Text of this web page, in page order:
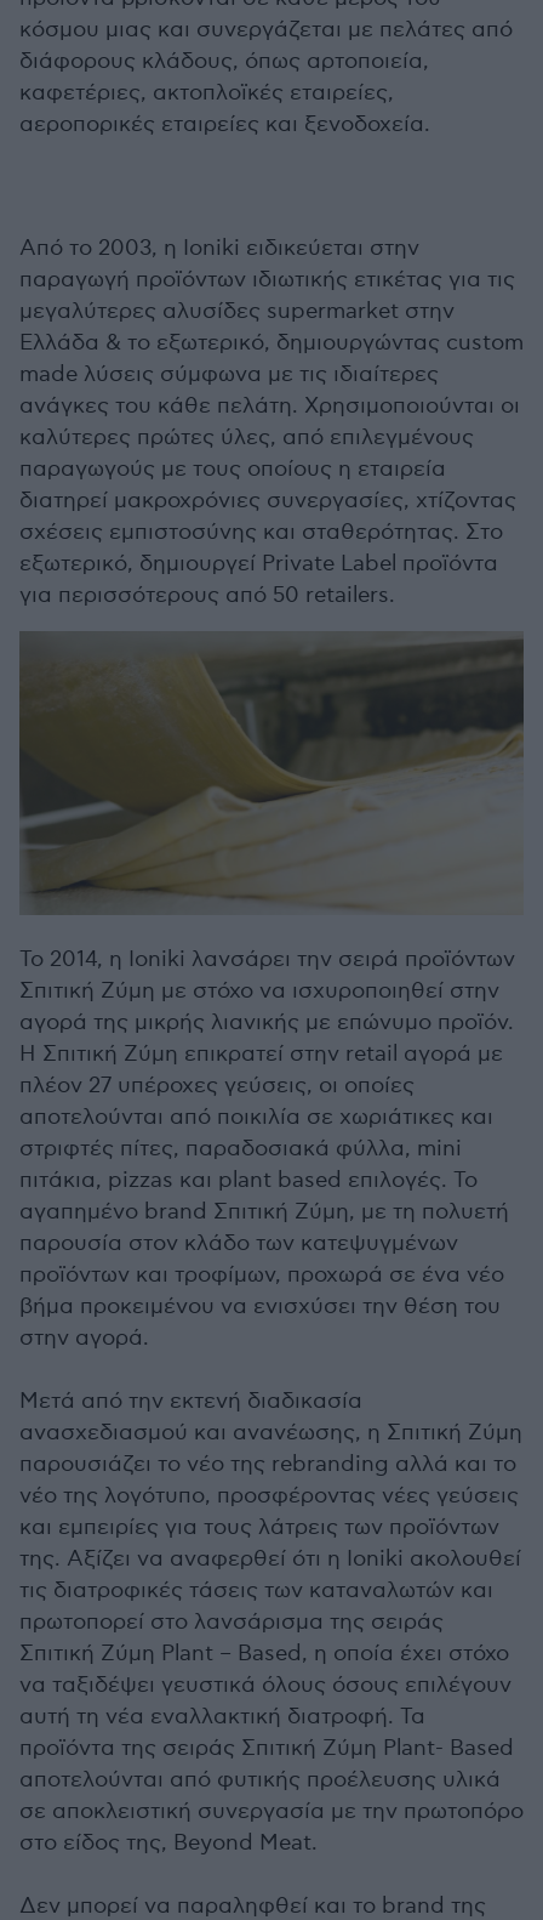
κόσμου μιας και συνεργάζεται με πελάτες από
διάφορους κλάδους, όπως αρτοποιεία,
καφετέριες, ακτοπλοϊκές εταιρείες,
αεροπορικές εταιρείες και ξενοδοχεία.
Από το 2003, η Ioniki ειδικεύεται στην
παραγωγή προϊόντων ιδιωτικής ετικέτας για τις
μεγαλύτερες αλυσίδες supermarket στην
Ελλάδα & το εξωτερικό, δημιουργώντας custom
made λύσεις σύμφωνα με τις ιδιαίτερες
ανάγκες του κάθε πελάτη. Χρησιμοποιούνται οι
καλύτερες πρώτες ύλες, από επιλεγμένους
παραγωγούς με τους οποίους η εταιρεία
διατηρεί μακροχρόνιες συνεργασίες, χτίζοντας
σχέσεις εμπιστοσύνης και σταθερότητας. Στο
εξωτερικό, δημιουργεί Private Label προϊόντα
για περισσότερους από 50 retailers.
Το 2014, η Ioniki λανσάρει την σειρά προϊόντων
Σπιτική Ζύμη με στόχο να ισχυροποιηθεί στην
αγορά της μικρής λιανικής με επώνυμο προϊόν.
Η Σπιτική Ζύμη επικρατεί στην retail αγορά με
πλέον 27 υπέροχες γεύσεις, οι οποίες
αποτελούνται από ποικιλία σε χωριάτικες και
στριφτές πίτες, παραδοσιακά φύλλα, mini
πιτάκια, pizzas και plant based επιλογές. Το
αγαπημένο brand Σπιτική Ζύμη, με τη πολυετή
παρουσία στον κλάδο των κατεψυγμένων
προϊόντων και τροφίμων, προχωρά σε ένα νέο
βήμα προκειμένου να ενισχύσει την θέση του
στην αγορά.
Μετά από την εκτενή διαδικασία
ανασχεδιασμού και ανανέωσης, η Σπιτική Ζύμη
παρουσιάζει το νέο της rebranding αλλά και το
νέο της λογότυπο, προσφέροντας νέες γεύσεις
και εμπειρίες για τους λάτρεις των προϊόντων
της. Αξίζει να αναφερθεί ότι η Ioniki ακολουθεί
τις διατροφικές τάσεις των καταναλωτών και
πρωτοπορεί στο λανσάρισμα της σειράς
Σπιτική Ζύμη Plant – Based, η οποία έχει στόχο
να ταξιδέψει γευστικά όλους όσους επιλέγουν
αυτή τη νέα εναλλακτική διατροφή. Τα
προϊόντα της σειράς Σπιτική Ζύμη Plant- Based
αποτελούνται από φυτικής προέλευσης υλικά
σε αποκλειστική συνεργασία με την πρωτοπόρο
στο είδος της, Beyond Meat.
Δεν μπορεί να παραληφθεί και το brand της